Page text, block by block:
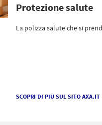
Protezione salute
La polizza salute che si
SCOPRI DI PIÙ SUL SITO AXA.IT